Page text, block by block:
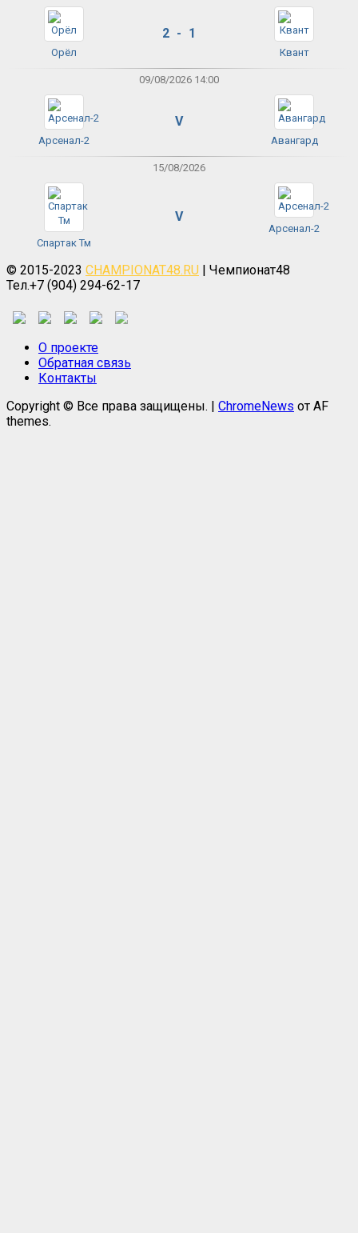
Орёл
2 - 1
Квант
09/08/2026 14:00
Арсенал-2
V
Авангард
15/08/2026
Спартак Тм
V
Арсенал-2
© 2015-2023 CHAMPIONAT48.RU | Чемпионат48
Тел.+7 (904) 294-62-17
О проекте
Обратная связь
Контакты
Copyright © Все права защищены. | ChromeNews от AF
themes.